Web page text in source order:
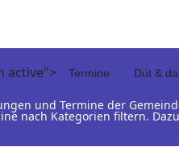
active"> Termine Düt &
und Termine der
nach Kategorien filtern.